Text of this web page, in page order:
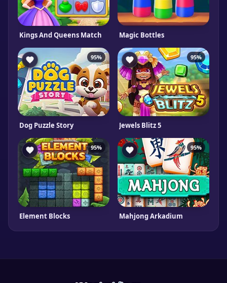
Kings And Queens Match Magic Bottles
95%
Dog Puzzle Story
95%
Jewels Blitz 5
95%
Element Blocks
95%
Mahjong Arkadium